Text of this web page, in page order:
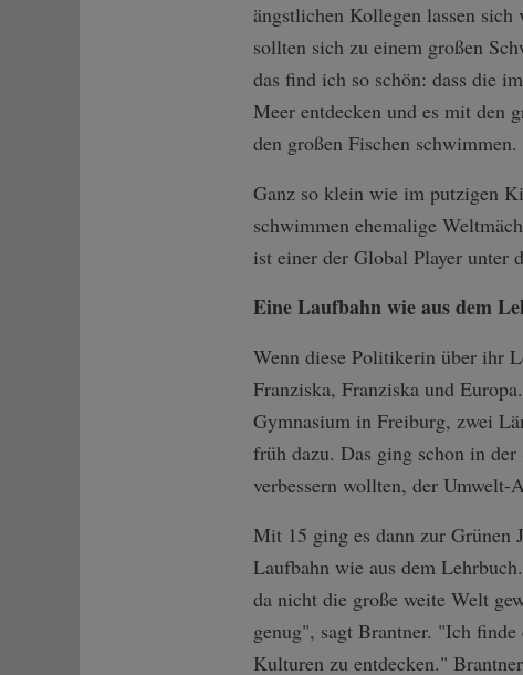
ängstlichen Kollegen lassen
sollten sich zu einem großen
das find ich so schön: dass die
Meer entdecken und es mit den
den großen Fischen schwimmen.
Ganz so klein wie im putzigen
schwimmen ehemalige
ist einer der Global Player unter
Eine Laufbahn wie aus dem
Wenn diese Politikerin über ihr
Franziska, Franziska und
Gymnasium in Freiburg, zwei
früh dazu. Das ging schon in
verbessern wollten, der Umwelt-
Mit 15 ging es dann zur Grünen
Laufbahn wie aus dem
da nicht die große weite Welt
genug", sagt Brantner. "Ich finde
Kulturen zu entdecken."